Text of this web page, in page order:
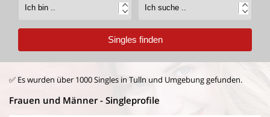
✅ Es wurden über 1000 Singles in Tulln und Umgebung gefunden.
Frauen und Männer - Singleprofile